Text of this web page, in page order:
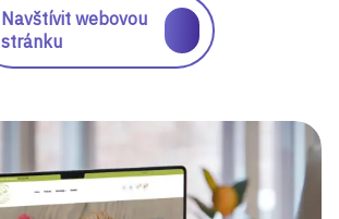
Navštívit webovou
stránku